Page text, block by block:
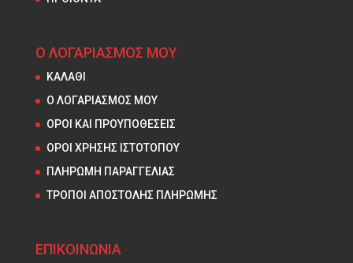
Ο ΛΟΓΑΡΙΑΣΜΟΣ ΜΟΥ
ΚΑΛΑΘΙ
Ο ΛΟΓΑΡΙΑΣΜΟΣ ΜΟΥ
ΟΡΟΙ ΚΑΙ ΠΡΟΥΠΟΘΕΣΕΙΣ
ΟΡΟΙ ΧΡΗΣΗΣ ΙΣΤΟΤΟΠΟΥ
ΠΛΗΡΩΜΗ ΠΑΡΑΓΓΕΛΙΑΣ
ΤΡΟΠΟΙ ΑΠΟΣΤΟΛΗΣ ΠΛΗΡΩΜΗΣ
ΕΠΙΚΟΙΝΩΝΙΑ